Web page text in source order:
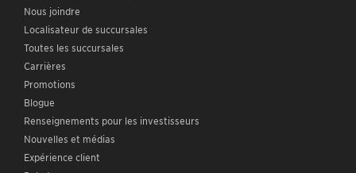
Nous joindre
Localisateur de succursales
Toutes les succursales
Carrières
Promotions
Blogue
Renseignements pour les investisseurs
Nouvelles et médias
Expérience client